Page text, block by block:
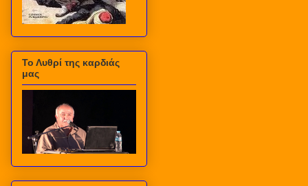
Το Λυθρί της καρδιάς
μας